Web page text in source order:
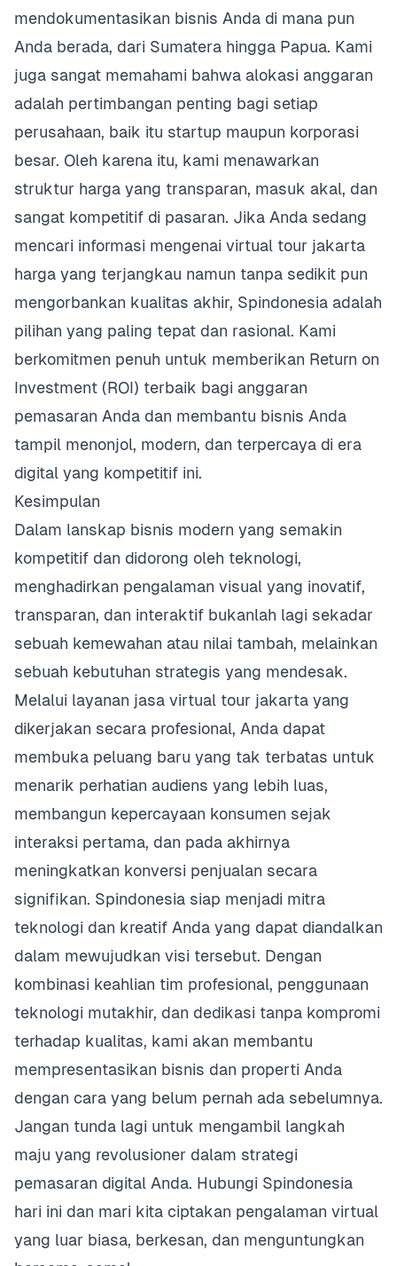
mendokumentasikan bisnis Anda di mana pun
Anda berada, dari Sumatera hingga Papua. Kami
juga sangat memahami bahwa alokasi anggaran
adalah pertimbangan penting bagi setiap
perusahaan, baik itu startup maupun korporasi
besar. Oleh karena itu, kami menawarkan
struktur harga yang transparan, masuk akal, dan
sangat kompetitif di pasaran. Jika Anda sedang
mencari informasi mengenai virtual tour jakarta
harga yang terjangkau namun tanpa sedikit pun
mengorbankan kualitas akhir, Spindonesia adalah
pilihan yang paling tepat dan rasional. Kami
berkomitmen penuh untuk memberikan Return on
Investment (ROI) terbaik bagi anggaran
pemasaran Anda dan membantu bisnis Anda
tampil menonjol, modern, dan terpercaya di era
digital yang kompetitif ini.
Kesimpulan
Dalam lanskap bisnis modern yang semakin
kompetitif dan didorong oleh teknologi,
menghadirkan pengalaman visual yang inovatif,
transparan, dan interaktif bukanlah lagi sekadar
sebuah kemewahan atau nilai tambah, melainkan
sebuah kebutuhan strategis yang mendesak.
Melalui layanan jasa virtual tour jakarta yang
dikerjakan secara profesional, Anda dapat
membuka peluang baru yang tak terbatas untuk
menarik perhatian audiens yang lebih luas,
membangun kepercayaan konsumen sejak
interaksi pertama, dan pada akhirnya
meningkatkan konversi penjualan secara
signifikan. Spindonesia siap menjadi mitra
teknologi dan kreatif Anda yang dapat diandalkan
dalam mewujudkan visi tersebut. Dengan
kombinasi keahlian tim profesional, penggunaan
teknologi mutakhir, dan dedikasi tanpa kompromi
terhadap kualitas, kami akan membantu
mempresentasikan bisnis dan properti Anda
dengan cara yang belum pernah ada sebelumnya.
Jangan tunda lagi untuk mengambil langkah
maju yang revolusioner dalam strategi
pemasaran digital Anda. Hubungi Spindonesia
hari ini dan mari kita ciptakan pengalaman virtual
yang luar biasa, berkesan, dan menguntungkan